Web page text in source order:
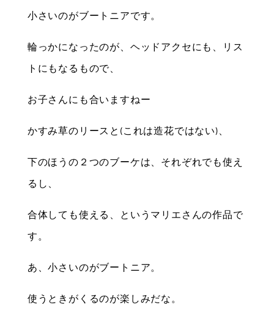
小さいのがブートニアです。
輪っかになったのが、ヘッドアクセにも、リス
トにもなるもので、
お子さんにも合いますねー
かすみ草のリースと(これは造花ではない)、
下のほうの２つのブーケは、それぞれでも使え
るし、
合体しても使える、というマリエさんの作品で
す。
あ、小さいのがブートニア。
使うときがくるのが楽しみだな。